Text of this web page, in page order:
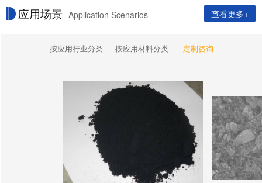
应用场景 Application Scenarios 查看更多+
按应用行业分类 按应用材料分类 定制咨询